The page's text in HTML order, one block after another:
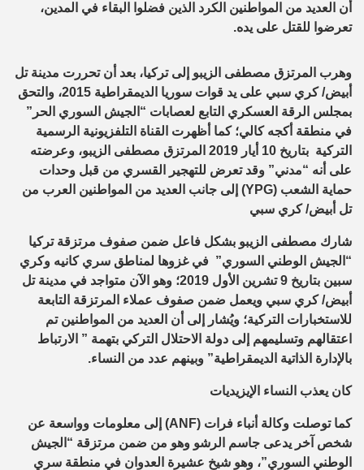
أن العديد من المواطنين الكرد الذين فضلوا البقاء في المدين،
تعرضوا للقتل على يده.
وهرب المرتزق مصطفى الزيبو إلى تركيا، بعد أن تحررت مدينة تل
أبيض/ كري سبي على يد قوات سوريا الديمقراطية 2015، والتحق
بمجلس الرقة العسكري التابع لعصابات “الجيش السوري الحر”
في منطقة أكجه كالي؛ كما أظهرت القناة التلفزيونية الرسمية
التركية بتاريخ 10 أيار 2019 المرتزق مصطفى الزيبو، وعرضته
على أنه “مدني” وقد تعرض للتهجير القسري من قبل وحدات
حماية الشعب (YPG) إلى جانب العديد من المواطنين العرب من
تل أبيض/ كري سبي
شارك مصطفى الزيبو بشكل فاعل ضمن صفوف مرتزقة تركيا
“الجيش الوطني السوري” في غزوها لمناطق سري كانيه وكري
سبين بتاريخ 9 تشرين الأول 2019؛ وهو الآن متواجد في مدينة تل
أبيض/ كري سبي ويعمل ضمن صفوف عملاء المرتزقة التابعة
للاستخبارات التركية؛ ويُشار إلى أن العديد من المواطنين تم
اعتقالهم وتسليمهم إلى دولة الاحتلال التركي بتهمة ” الارتباط
بالإدارة الذاتية الديمقراطية” وبينهم عدد من النساء.
كان يعذب النساء الإيزيديات
كما توصلت وكالة أنباء فرات (ANF) إلى معلومات وواسعة عن
شخص آخر يدعى جاسم الرشو وهو من ضمن مرتزقة “الجيش
الوطني السوري”، وهو شيخ عشيرة العدوان في منطقة سري